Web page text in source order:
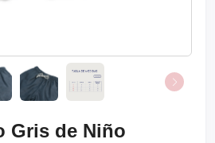
Gris de Niño